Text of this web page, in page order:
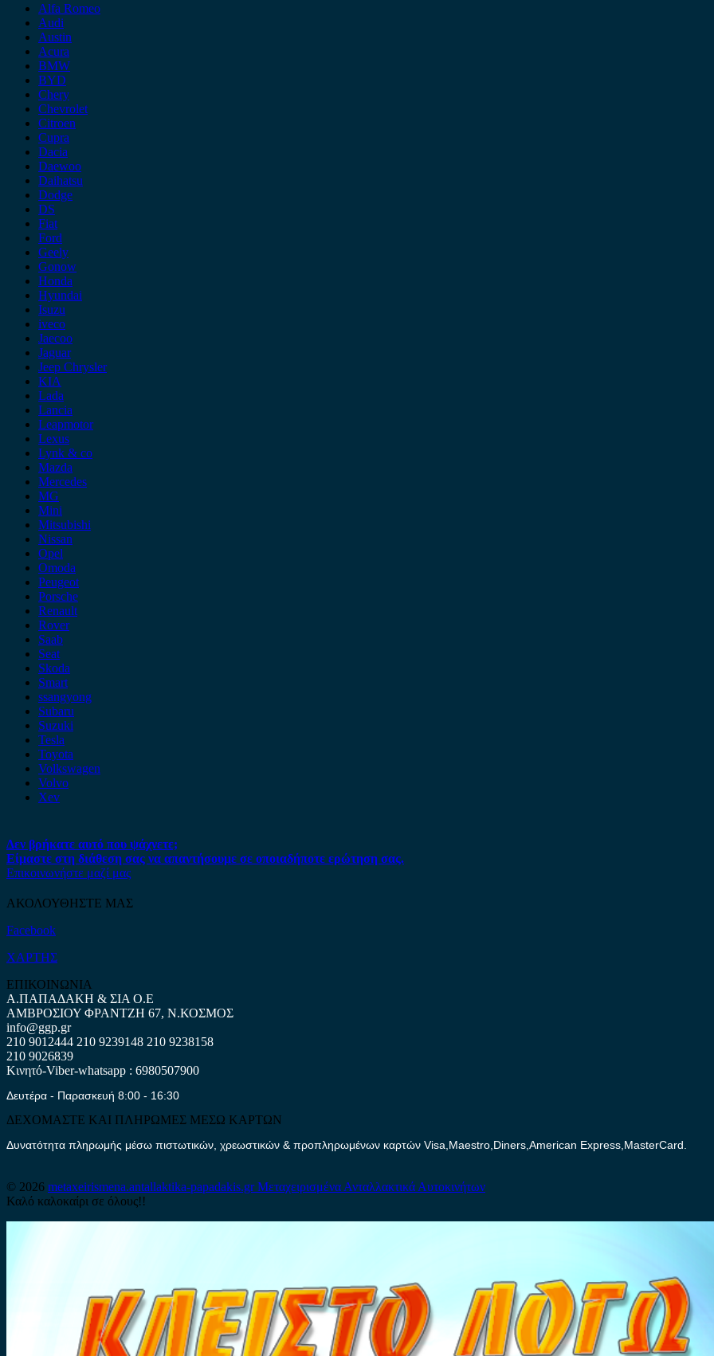
Alfa Romeo
Audi
Austin
Acura
BMW
BYD
Chery
Chevrolet
Citroen
Cupra
Dacia
Daewoo
Daihatsu
Dodge
DS
Fiat
Ford
Geely
Gonow
Honda
Hyundai
Isuzu
iveco
Jaecoo
Jaguar
Jeep Chrysler
KIA
Lada
Lancia
Leapmotor
Lexus
Lynk & co
Mazda
Mercedes
MG
Mini
Mitsubishi
Nissan
Opel
Omoda
Peugeot
Porsche
Renault
Rover
Saab
Seat
Skoda
Smart
ssangyong
Subaru
Suzuki
Tesla
Toyota
Volkswagen
Volvo
Xev
Δεν βρήκατε αυτό που ψάχνετε;
Είμαστε στη διάθεση σας να απαντήσουμε σε οποιαδήποτε ερώτηση σας.
Επικοινωνήστε μαζί μας
ΑΚΟΛΟΥΘΗΣΤΕ ΜΑΣ
Facebook
ΧΑΡΤΗΣ
ΕΠΙΚΟΙΝΩΝΙΑ
Α.ΠΑΠΑΔΑΚΗ & ΣΙΑ Ο.Ε
ΑΜΒΡΟΣΙΟΥ ΦΡΑΝΤΖΗ 67, Ν.ΚΟΣΜΟΣ
info@ggp.gr
210 9012444 210 9239148 210 9238158
210 9026839
Κινητό-Viber-whatsapp : 6980507900
Δευτέρα - Παρασκευή 8:00 - 16:30
ΔΕΧΟΜΑΣΤΕ ΚΑΙ ΠΛΗΡΩΜΕΣ ΜΕΣΩ ΚΑΡΤΩΝ
Δυνατότητα πληρωμής μέσω πιστωτικών, χρεωστικών & προπληρωμένων καρτών Visa,Maestro,Diners,American Express,MasterCard.
© 2026 metaxeirismena.antallaktika-papadakis.grΜεταχειρισμένα Ανταλλακτικά Αυτοκινήτων
Καλό καλοκαίρι σε όλους!!